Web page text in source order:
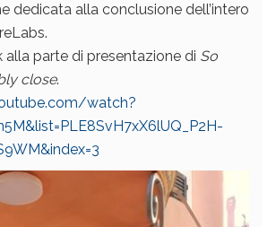
dedicata alla conclusione dell’intero
alla parte di presentazione di So
close.
watch?